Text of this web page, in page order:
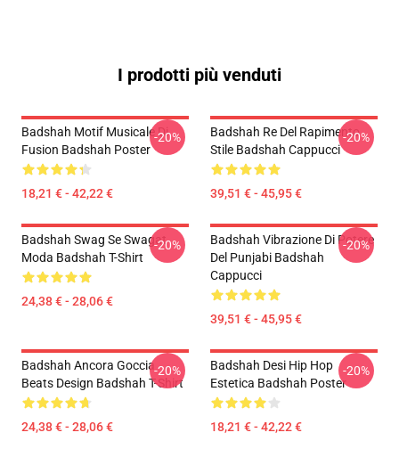
I prodotti più venduti
Badshah Motif Musicale Di
Fusion Badshah Poster
18,21 € - 42,22 €
-20%
Badshah Re Del Rapimento
Stile Badshah Cappucci
39,51 € - 45,95 €
-20%
Badshah Swag Se Swagat
Moda Badshah T-Shirt
24,38 € - 28,06 €
-20%
Badshah Vibrazione Di Potere
Del Punjabi Badshah
Cappucci
39,51 € - 45,95 €
-20%
Badshah Ancora Goccia
Beats Design Badshah T-Shirt
24,38 € - 28,06 €
-20%
Badshah Desi Hip Hop
Estetica Badshah Poster
18,21 € - 42,22 €
-20%